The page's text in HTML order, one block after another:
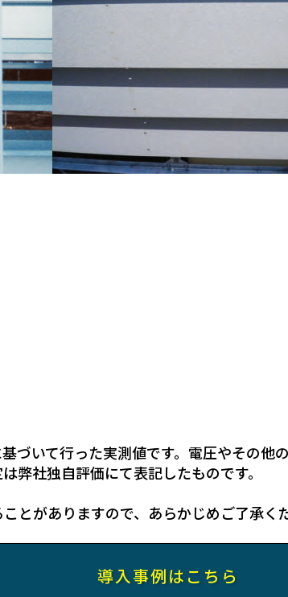
いて行った実測値です。電圧やその他
弊社独自評価にて表記したものです。
がありますので、あらかじめご了承く
導入事例はこちら